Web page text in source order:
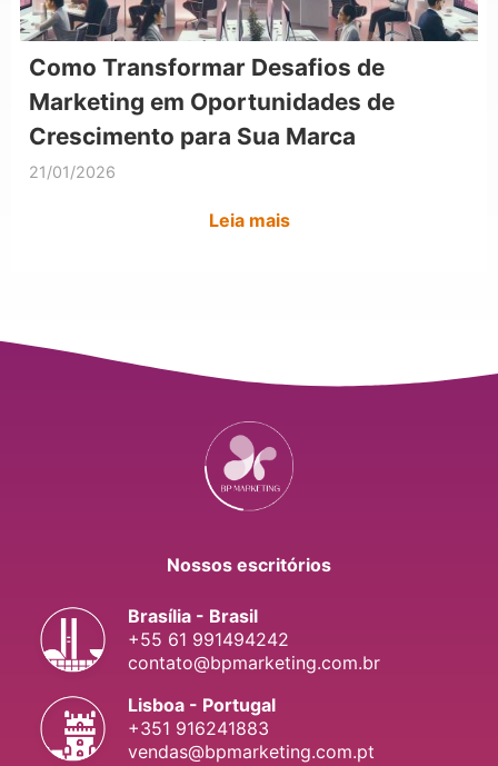
Como Transformar Desafios de
Marketing em Oportunidades de
Crescimento para Sua Marca
21/01/2026
Leia mais
Nossos escritórios
Brasília - Brasil
+55 61 991494242
contato@bpmarketing.com.br
Lisboa - Portugal
+351 916241883
vendas@bpmarketing.com.pt